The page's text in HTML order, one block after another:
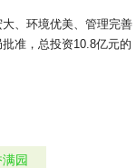
、环境优美、管理完善
准，总投资10.8亿元的
园